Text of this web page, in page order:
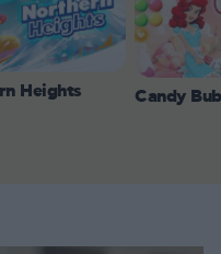
Heights Candy